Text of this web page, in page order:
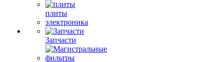
плиты
электроника
Запчасти